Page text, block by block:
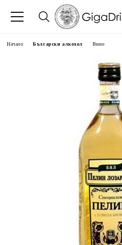
Начало Български алкохол Вино